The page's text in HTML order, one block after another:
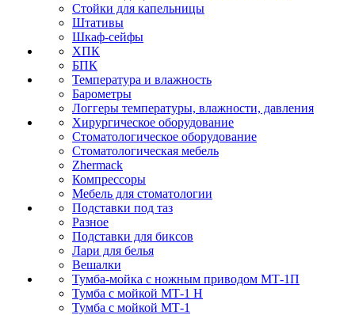
Стойки для капельницы
Штативы
Шкаф-сейфы
ХПК
БПК
Температура и влажность
Барометры
Логгеры температуры, влажности, давления
Хирургическое оборудование
Стоматологическое оборудование
Стоматологическая мебель
Zhermack
Компрессоры
Мебель для стоматологии
Подставки под таз
Разное
Подставки для биксов
Лари для белья
Вешалки
Тумба-мойка с ножным приводом МТ-1П
Тумба с мойкой МТ-1 Н
Тумба с мойкой МТ-1